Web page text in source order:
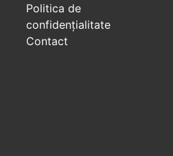
Politica de
confidenţialitate
Contact